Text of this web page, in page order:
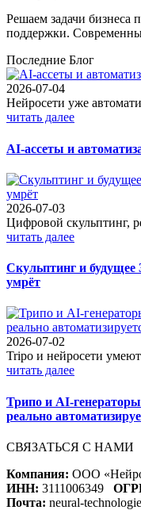
Решаем задачи бизнеса
поддержки.
Последние Блог
2026-07-04
Нейросети уже
читать далее
AI-ассеты и
2026-07-03
Цифровой скульптинг,
читать далее
Скульптинг и будущее
умрёт
2026-07-02
Tripo и нейросети умеют
читать далее
Трипо и AI-
реально
СВЯЗАТЬСЯ С НАМИ
Компания: ООО
ИНН: 3111006349
Почта: neural-